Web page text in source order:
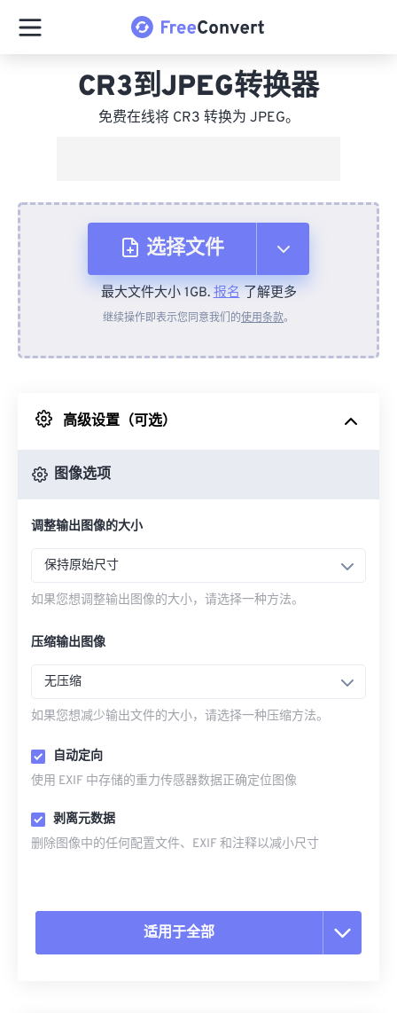
CR3到JPEG转换器
免费在线将 CR3 转换为 JPEG。
选择文件
从设备
来自 Google Drive
最大文件大小 1GB.报名了解更多
继续操作即表示您同意我们的使用条款。
高级设置（可选）
图像选项
调整输出图像的大小
保持原始尺寸
如果您想调整输出图像的大小，请选择一种方法。
压缩输出图像
无压缩
如果您想减少输出文件的大小，请选择一种压缩方法。
自动定向
使用 EXIF 中存储的重力传感器数据正确定位图像
剥离元数据
删除图像中的任何配置文件、EXIF 和注释以减小尺寸
适用于全部